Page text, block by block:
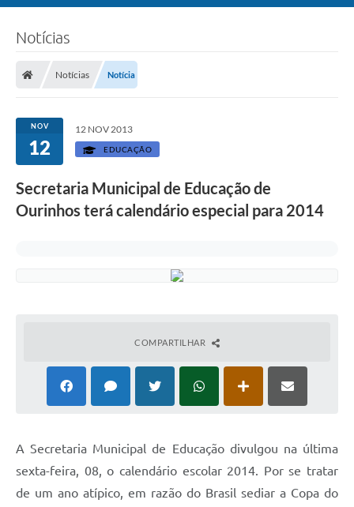
Portal da Transparência
Turismo
Secretarias
Notícias
Notícias Notícia
NOV
12
12 NOV 2013
EDUCAÇÃO
Secretaria Municipal de Educação de
Ourinhos terá calendário especial para 2014
COMPARTILHAR
A Secretaria Municipal de Educação divulgou na última
sexta-feira, 08, o calendário escolar 2014. Por se tratar
de um ano atípico, em razão do Brasil sediar a Copa do